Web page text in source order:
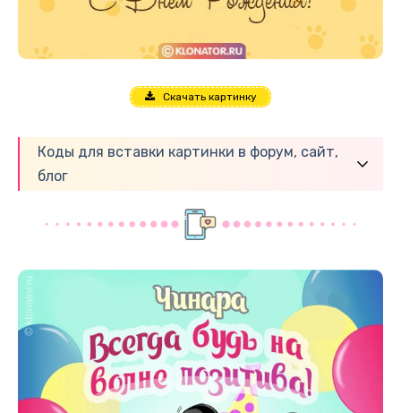
Скачать картинку
Коды для вставки картинки в форум, сайт,
блог